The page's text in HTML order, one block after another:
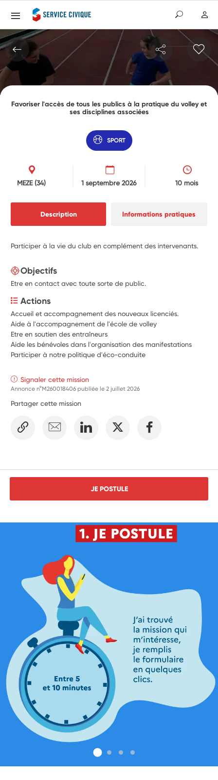
Favoriser l'accès de tous les publics à la pratique du volley et
ses disciplines associées
SPORT
MEZE(34) 1 septembre 2026 10 mois
Description Informations pratiques
Participer à la vie du club en complément des intervenants.
Objectifs
Etre en contact avec toute sorte de public.
Actions
Accueil et accompagnement des nouveaux licenciés.
Aide à l'accompagnement de l'école de volley
Etre en soutien des entraîneurs
Aide les bénévoles dans l'organisation des manifestations
Participer à notre politique d'éco-conduite
Signaler cette mission
Annonce n°M260018406 publiée le2 juillet 2026
Partager cette mission
JE POSTULE